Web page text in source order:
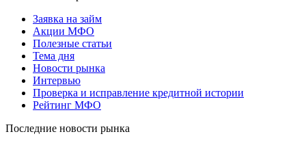
Заявка на займ
Акции МФО
Полезные статьи
Тема дня
Новости рынка
Интервью
Проверка и исправление кредитной истории
Рейтинг МФО
Последние новости рынка